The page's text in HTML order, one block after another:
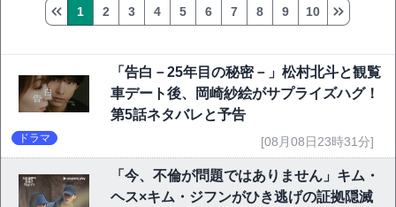
1 2 3 4 5 6 7 8 9 10
「告白－25年目の秘密－」松村北斗と観覧
車デート後、岡崎紗絵がサプライズハグ！
第5話ネタバレと予告
ドラマ [08月08日23時31分]
「今、不倫が問題ではありません」キム・
ヘス×キム・ジフンがひき逃げの証拠隠滅